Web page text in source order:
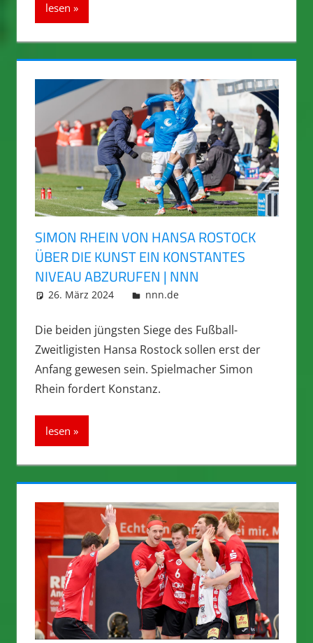
lesen
SIMON RHEIN VON HANSA ROSTOCK
ÜBER DIE KUNST EIN KONSTANTES
NIVEAU ABZURUFEN | NNN
26. März 2024 integromat
nnn.de
Die beiden jüngsten Siege des Fußball-
Zweitligisten Hansa Rostock sollen erst der
Anfang gewesen sein. Spielmacher Simon
Rhein fordert Konstanz.
lesen